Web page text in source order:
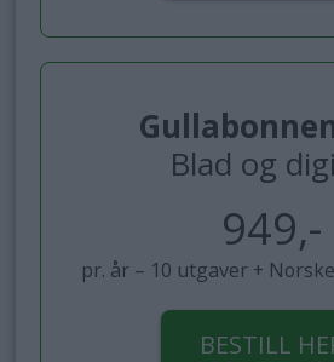
Blad og
949,-
pr. år – 10 utgaver +
BESTILL